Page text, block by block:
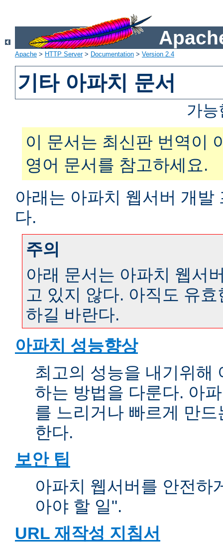
Apache > HTTP Server> Documentation > Version 2.4
기타 아파치 문서
가
이 문서는 최신판 번역이
영어 문서를 참고하세요.
아래는 아파치 웹서버 개
다.
주의
아래 문서는 아파치 웹서
고 있지 않다. 아직도 유
하길 바란다.
아파치 성능향상
최고의 성능을 내기위해
하는 방법을 다룬다. 아
를 느리거나 빠르게 만
한다.
보안 팁
아파치 웹서버를 안전하
아야 할 일".
URL 재작성 지침서